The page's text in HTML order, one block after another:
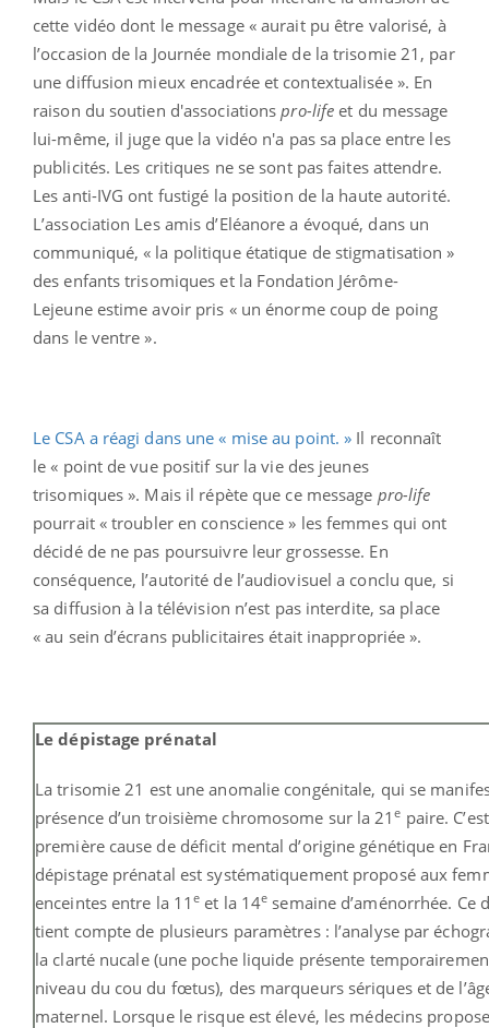
cette vidéo dont le message « aurait pu être valorisé, à
l’occasion de la Journée mondiale de la trisomie 21, par
une diffusion mieux encadrée et contextualisée ». En
raison du soutien d'associationspro-life et du message
lui-même, il juge que la vidéo n'a pas sa place entre les
publicités. Les critiques ne se sont pas faites attendre.
Les anti-IVG ont fustigé la position de la haute autorité.
L’association Les amis d’Eléanore a évoqué, dans un
communiqué, « la politique étatique de stigmatisation »
des enfants trisomiques et la Fondation Jérôme-
Lejeune estime avoir pris « un énorme coup de poing
dans le ventre ».
Le CSA a réagi dans une « mise au point. » Il reconnaît
le « point de vue positif sur la vie des jeunes
trisomiques ». Mais il répète que ce message pro-life
pourrait « troubler en conscience » les femmes qui ont
décidé de ne pas poursuivre leur grossesse. En
conséquence, l’autorité de l’audiovisuel a conclu que, si
sa diffusion à la télévision n’est pas interdite, sa place
« au sein d’écrans publicitaires était inappropriée ».
Le dépistage prénatal
La trisomie 21 est une anomalie congénitale, qui se
présence d’un troisième chromosome sur la 21e paire.
première cause de déficit mental d’origine génétique en
dépistage prénatal est systématiquement proposé aux
enceintes entre la 11e et la 14e semaine d’aménorrhée. Ce
tient compte de plusieurs paramètres : l’analyse par
la clarté nucale (une poche liquide présente
niveau du cou du fœtus), des marqueurs sériques et de
maternel. Lorsque le risque est élevé, les médecins